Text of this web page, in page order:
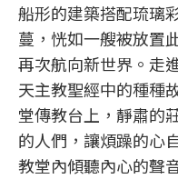
船形的建築搭配琉璃
蔓，恍如一艘被放置
再次航向新世界。走
天主教聖經中的種種
堂傳教台上，靜肅的
的人們，讓煩躁的心
教堂內傾聽內心的聲